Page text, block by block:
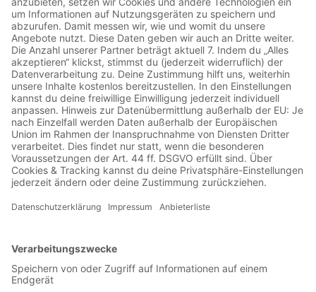
Damals war keiner so wirklich glücklich über den Zeitpunkt,
heute steht der Titel über allen anderen auf dem BVB-
Briefkopf. Im Mai 1997 hatte Borussia Dortmund sensationell
die Champions League gewonnen, um dann am 2. Dezember
noch die Ehrenrunde am Ende der Welt nehmen zu müssen.
"Guten Morgen allerseits, hier ist Tokio", begrüßte Heribert
Faßbender in der ARD. Und auch sonst war nicht alles
normal. Eine Dortmunder Mannschaft befand sich im
Umbruch und im Mittelfeld der Bundesligatabelle. Der
Weltpokal kam zeitlich ungünstig und mit einem Preisgeld
von 500.000 Mark eher günstig daher. Unbezahlbar, damals
wie heute, das Alberne, das Absurde im Fußball: während
Gegner Cruzeiro Belo Horizonte aus Brasilien extra nur für
das Spiel Superstar Bebeto verpflichtete, stritten Dortmunds
dem Anpfiff um das Auto für den späteren Spieler des
vom Mannschaftsbus im Hotel vergessen wurde. Der
Weltpokalsieger und heutige Markenbotschafter versorgt
Nachholspiel aus Südkorea mit schönen Sprachnachrichten.
Warum ist Nevio Scala jetzt eigentlich als Trainer gescheitert,